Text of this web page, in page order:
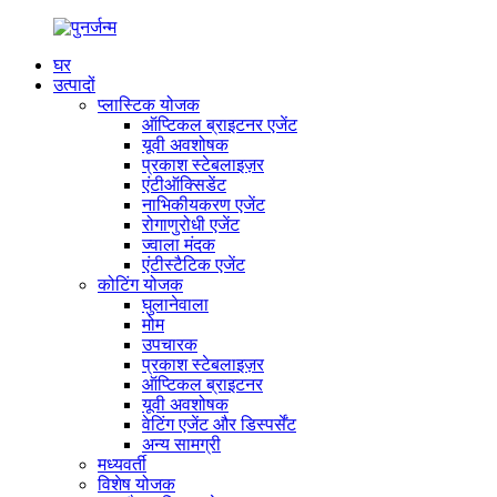
घर
उत्पादों
प्लास्टिक योजक
ऑप्टिकल ब्राइटनर एजेंट
यूवी अवशोषक
प्रकाश स्टेबलाइज़र
एंटीऑक्सिडेंट
नाभिकीयकरण एजेंट
रोगाणुरोधी एजेंट
ज्वाला मंदक
एंटीस्टैटिक एजेंट
कोटिंग योजक
घुलानेवाला
मोम
उपचारक
प्रकाश स्टेबलाइज़र
ऑप्टिकल ब्राइटनर
यूवी अवशोषक
वेटिंग एजेंट और डिस्पर्सेंट
अन्य सामग्री
मध्यवर्ती
विशेष योजक